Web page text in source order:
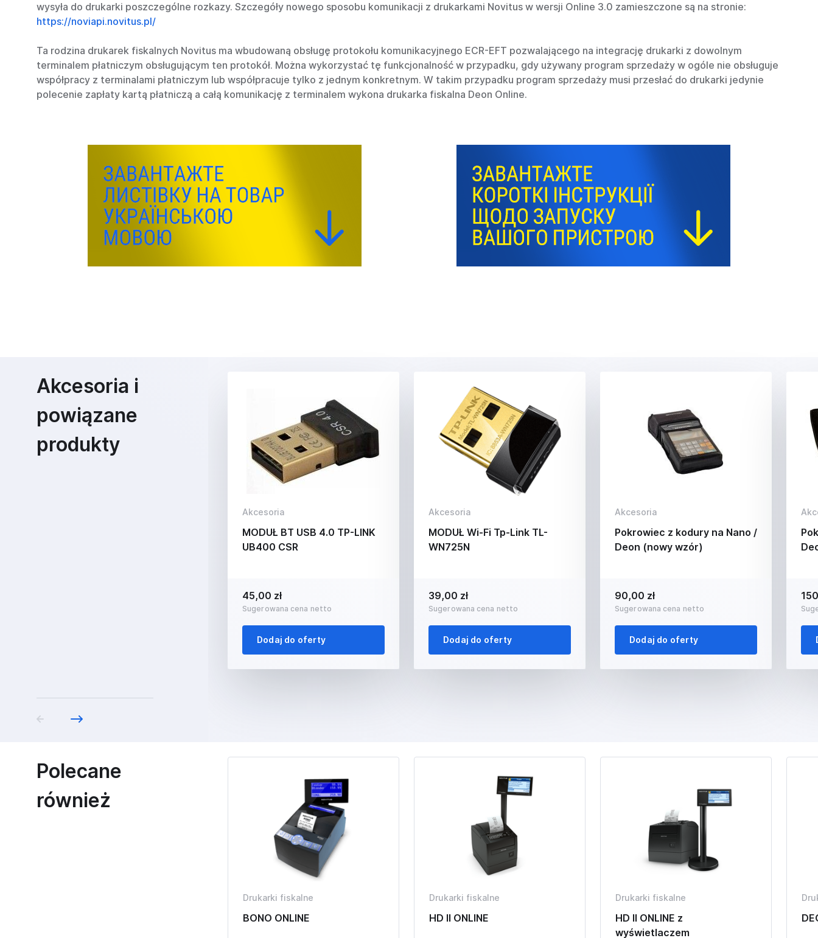
wysyła do drukarki poszczególne rozkazy. Szczegóły nowego sposobu komunikacji z drukarkami Novitus w wersji Online 3.0 zamieszczone są na stronie:
https://noviapi.novitus.pl/
Ta rodzina drukarek fiskalnych Novitus ma wbudowaną obsługę protokołu komunikacyjnego ECR-EFT pozwalającego na integrację drukarki z dowolnym
terminalem płatniczym obsługującym ten protokół. Można wykorzystać tę funkcjonalność w przypadku, gdy używany program sprzedaży w ogóle nie obsługuje
współpracy z terminalami płatniczym lub współpracuje tylko z jednym konkretnym. W takim przypadku program sprzedaży musi przesłać do drukarki jedynie
polecenie zapłaty kartą płatniczą a całą komunikację z terminalem wykona drukarka fiskalna Deon Online.
Akcesoria i
powiązane
produkty
Akcesoria
MODUŁ BT USB 4.0 TP-LINK
UB400 CSR
45,00 zł
Sugerowana cena netto
Dodaj do oferty
Akcesoria
MODUŁ Wi-Fi Tp-Link TL-
WN725N
39,00 zł
Sugerowana cena netto
Dodaj do oferty
Akcesoria
Pokrowiec z kodury na Nano /
Deon (nowy wzór)
90,00 zł
Sugerowana cena netto
Dodaj do oferty
Polecane
również
Drukarki fiskalne
BONO ONLINE
Drukarki fiskalne
HD II ONLINE
Drukarki fiskalne
HD II ONLINE z
wyświetlaczem